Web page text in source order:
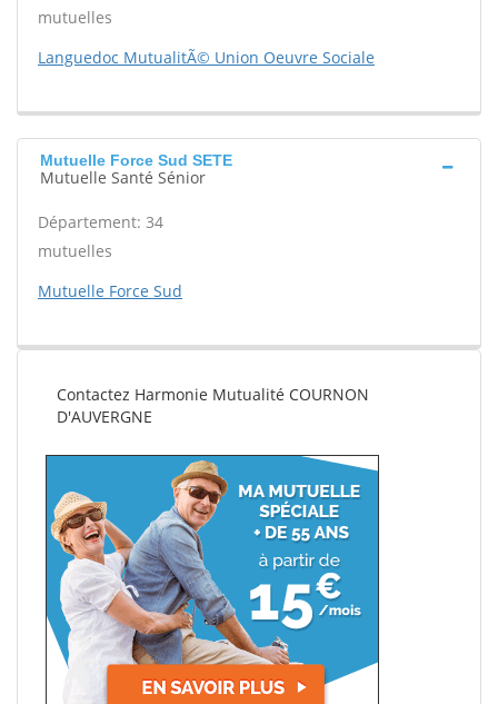
mutuelles
Languedoc MutualitÃ© Union Oeuvre Sociale
Mutuelle Force Sud SETE
Mutuelle Santé Sénior
Département: 34
mutuelles
Mutuelle Force Sud
Contactez Harmonie Mutualité COURNON
D'AUVERGNE